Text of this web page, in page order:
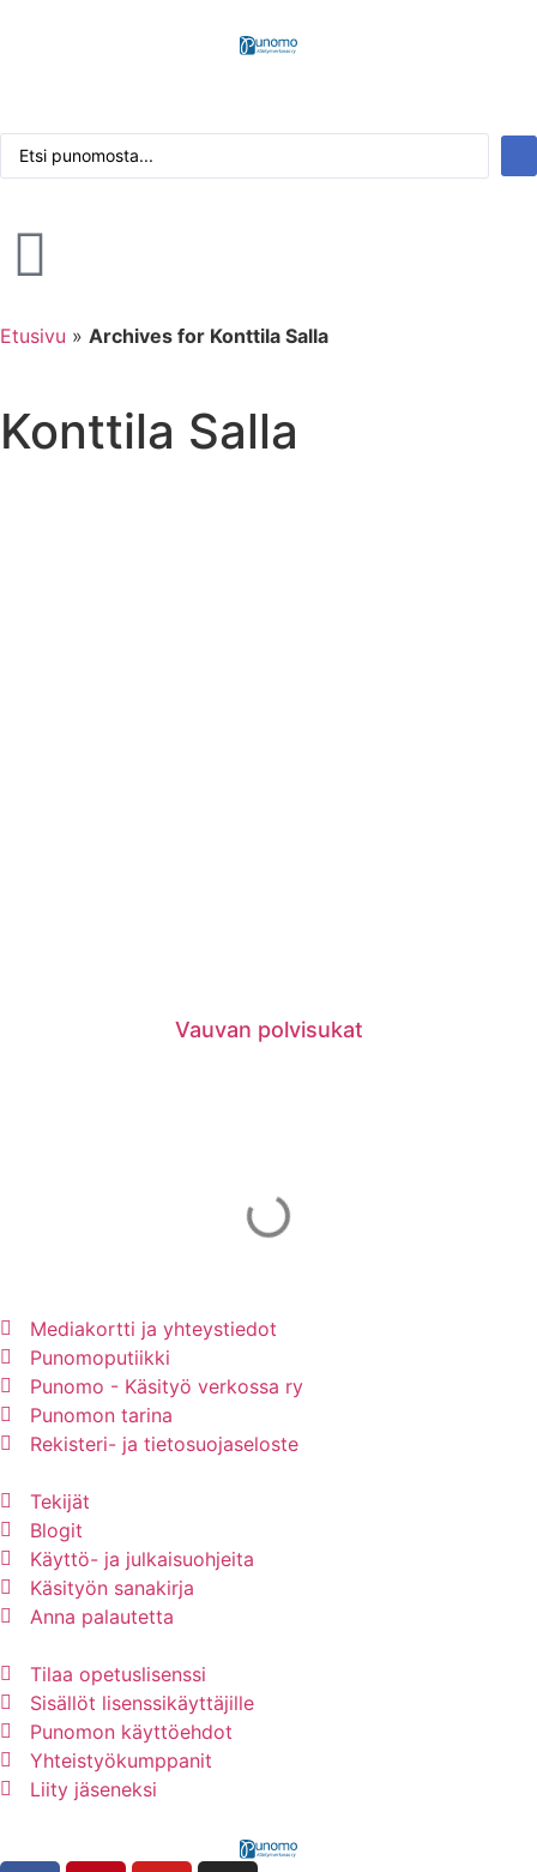
Etusivu » Archives for Konttila Salla
Konttila Salla
Vauvan polvisukat
Mediakortti ja yhteystiedot
Punomoputiikki
Punomo - Käsityö verkossa ry
Punomon tarina
Rekisteri- ja tietosuojaseloste
Tekijät
Blogit
Käyttö- ja julkaisuohjeita
Käsityön sanakirja
Anna palautetta
Tilaa opetuslisenssi
Sisällöt lisenssikäyttäjille
Punomon käyttöehdot
Yhteistyökumppanit
Liity jäseneksi